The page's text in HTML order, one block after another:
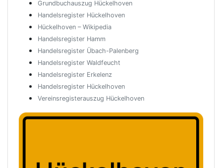
Grundbuchauszug Hückelhoven
Handelsregister Hückelhoven
Hückelhoven – Wikipedia
Handelsregister Hamm
Handelsregister Übach-Palenberg
Handelsregister Waldfeucht
Handelsregister Erkelenz
Handelsregister Hückelhoven
Vereinsregisterauszug Hückelhoven